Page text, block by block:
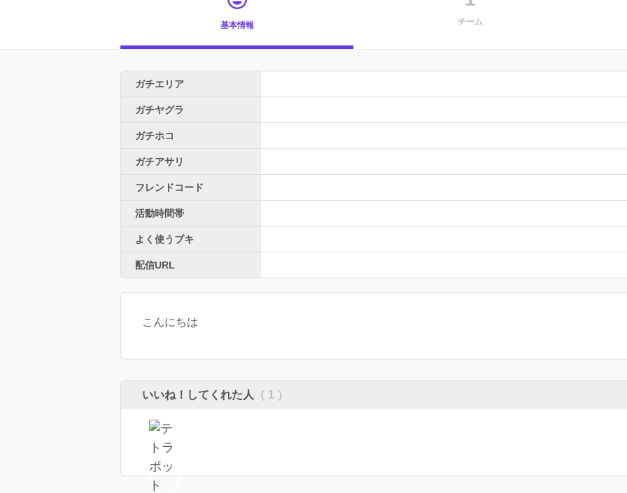
基本情報 チーム
ガチエリア
ガチヤグラ
ガチホコ
ガチアサリ
フレンドコード
活動時間帯
よく使うブキ
配信URL
こんにちは
いいね！してくれた人 （ 1 ）